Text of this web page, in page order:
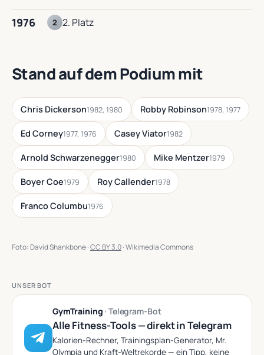
1976 2 2. Platz
Stand auf dem Podium mit
Chris Dickerson1982, 1980 Robby Robinson1978, 1977
Ed Corney1977, 1976 Casey Viator1982
Arnold Schwarzenegger1980 Mike Mentzer1979
Boyer Coe1979 Roy Callender1978
Franco Columbu1976
Foto: David Shankbone ·CC BY 3.0· Wikimedia Commons
UNSER BOT
GymTraining · Telegram-Bot
Alle Fitness-Tools — direkt in Telegram
Kalorien-Rechner, Trainingsplan-Generator, Mr.
Olympia und Kraft-Weltrekorde — ein Tipp, keine